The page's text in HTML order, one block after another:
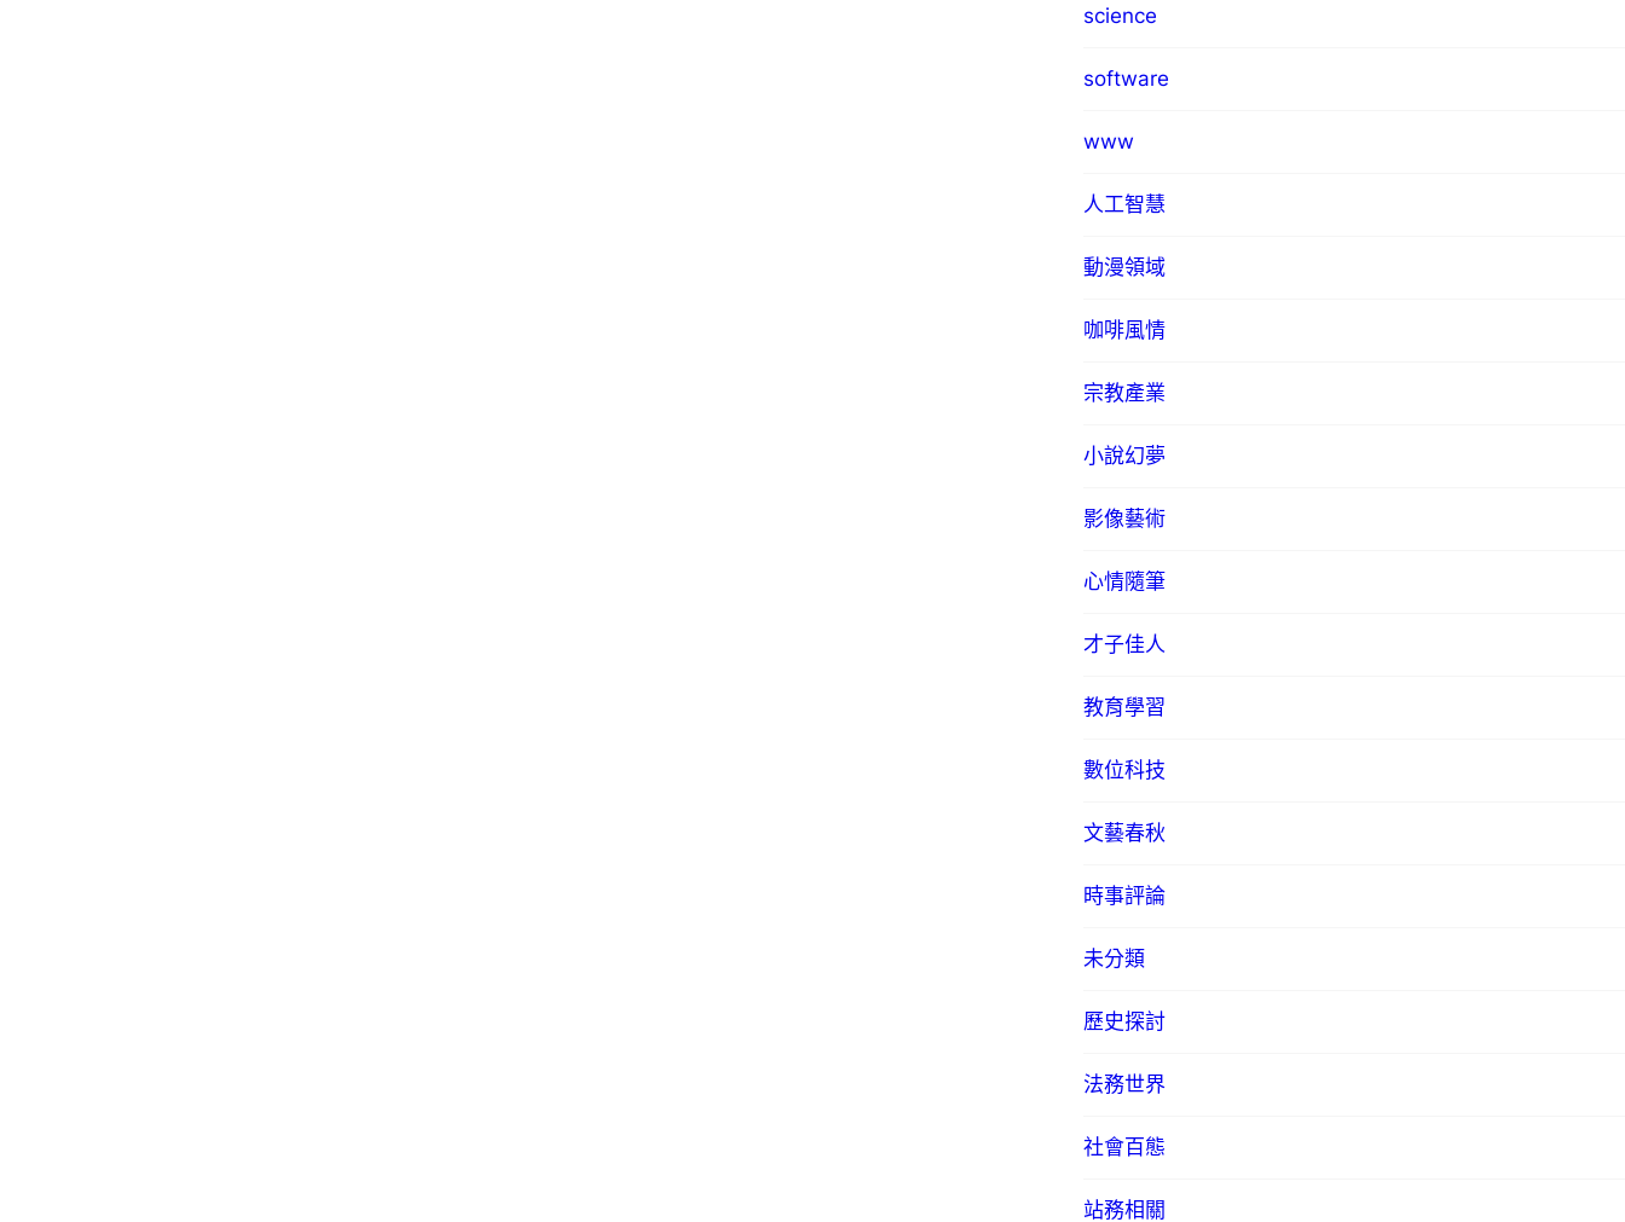
science
software
www
人工智慧
動漫領域
咖啡風情
宗教產業
小說幻夢
影像藝術
心情隨筆
才子佳人
教育學習
數位科技
文藝春秋
時事評論
未分類
歷史探討
法務世界
社會百態
站務相關